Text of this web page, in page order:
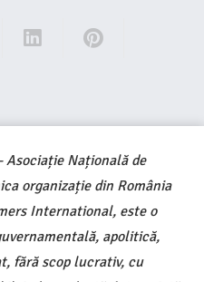
Asociație Națională de
organizație din România
International, este o
apolitică,
fără scop lucrativ, cu